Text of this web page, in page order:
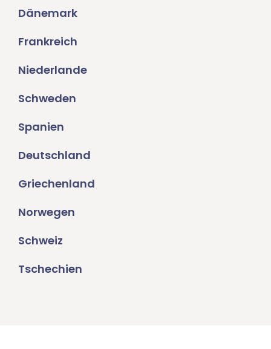
Dänemark
Frankreich
Niederlande
Schweden
Spanien
Deutschland
Griechenland
Norwegen
Schweiz
Tschechien